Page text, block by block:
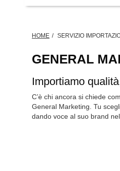
HOME SERVIZIO
GENERAL
Importiamo
C’è chi ancora si chiede
General Marketing. Tu
dando voce al suo brand